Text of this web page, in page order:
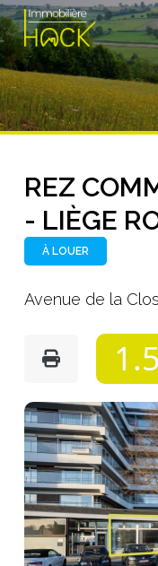
REZ
- LIÈGE
À LOUER
Avenue de la
Photo
de
l'album